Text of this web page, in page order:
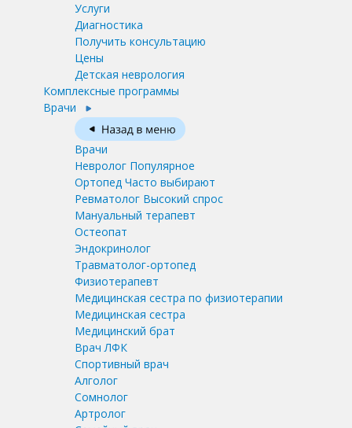
Услуги
Диагностика
Получить консультацию
Цены
Детская неврология
Комплексные программы
Врачи
Врачи
Невролог Популярное
Ортопед Часто выбирают
Ревматолог Высокий спрос
Мануальный терапевт
Остеопат
Эндокринолог
Травматолог-ортопед
Физиотерапевт
Медицинская сестра по физиотерапии
Медицинская сестра
Медицинский брат
Врач ЛФК
Спортивный врач
Алголог
Сомнолог
Артролог